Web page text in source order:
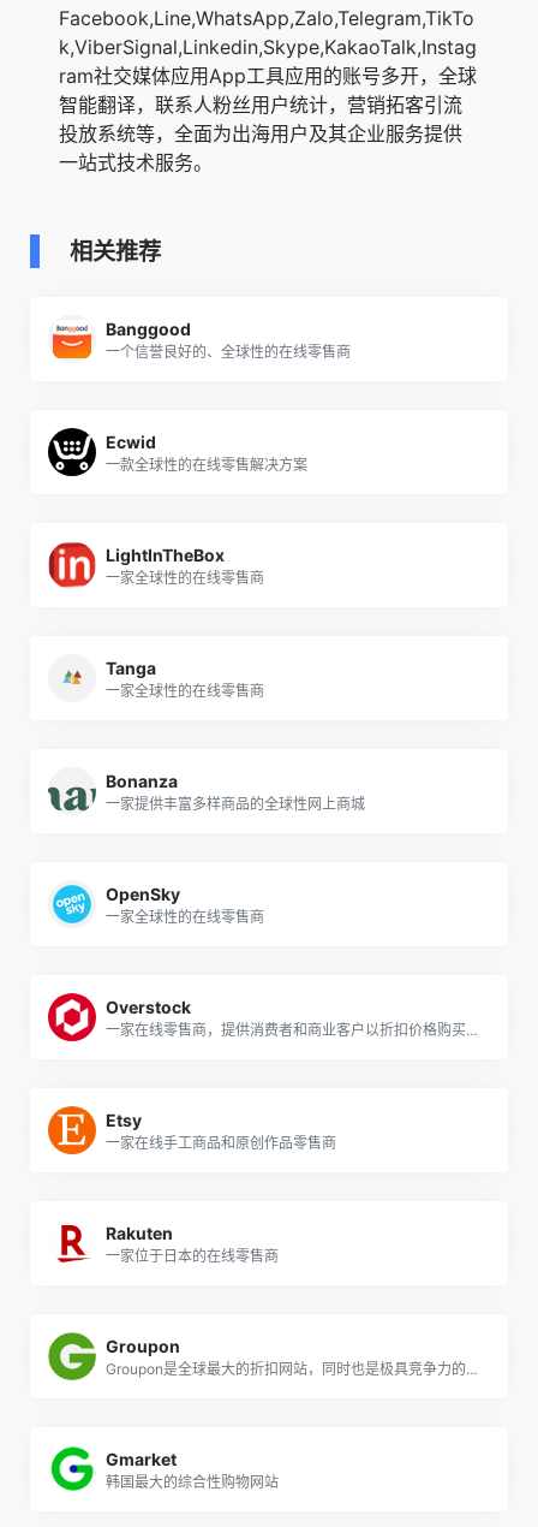
Facebook,Line,WhatsApp,Zalo,Telegram,TikTo
k,ViberSignal,Linkedin,Skype,KakaoTalk,Instag
ram社交媒体应用App工具应用的账号多开，全球
智能翻译，联系人粉丝用户统计，营销拓客引流
投放系统等，全面为出海用户及其企业服务提供
一站式技术服务。
相关推荐
Banggood
一个信誉良好的、全球性的在线零售商
Ecwid
一款全球性的在线零售解决方案
LightInTheBox
一家全球性的在线零售商
Tanga
一家全球性的在线零售商
Bonanza
一家提供丰富多样商品的全球性网上商城
OpenSky
一家全球性的在线零售商
Overstock
一家在线零售商，提供消费者和商业客户以折扣价格购买商品的平台
Etsy
一家在线手工商品和原创作品零售商
Rakuten
一家位于日本的在线零售商
Groupon
Groupon是全球最大的折扣网站，同时也是极具竞争力的电商平台
Gmarket
韩国最大的综合性购物网站